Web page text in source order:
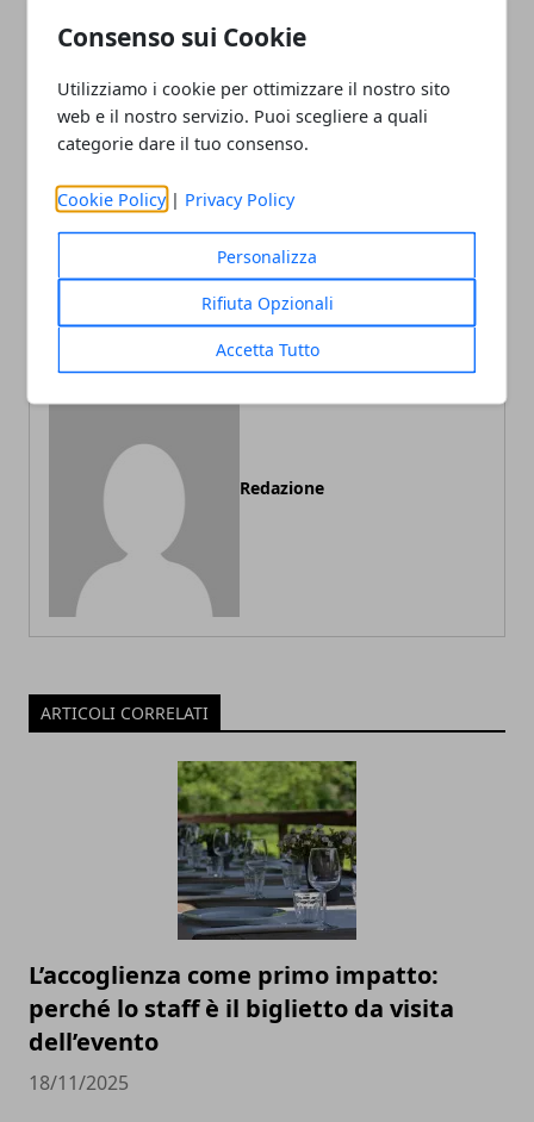
Consenso sui Cookie
Utilizziamo i cookie per ottimizzare il nostro sito
web e il nostro servizio. Puoi scegliere a quali
categorie dare il tuo consenso.
Cookie Policy | Privacy Policy
Personalizza
Rifiuta Opzionali
Accetta Tutto
Articolo Precedente
Caso Studio: Curare
Migliora la Produttività e il
Come migliorare il
weekend: i migliori consigli
Redazione
ARTICOLI CORRELATI
L’accoglienza come primo impatto:
perché lo staff è il biglietto da visita
dell’evento
18/11/2025